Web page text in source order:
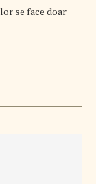
se face doar